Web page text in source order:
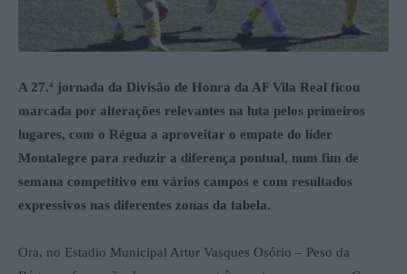
A 27.ª jornada da Divisão de Honra da AF Vila Real ficou
marcada por alterações relevantes na luta pelos primeiros
lugares, com o Régua a aproveitar o empate do líder
Montalegre para reduzir a diferença pontual, num fim de
semana competitivo em vários campos e com resultados
expressivos nas diferentes zonas da tabela.
Ora, no Estadio Municipal Artur Vasques Osório – Peso da